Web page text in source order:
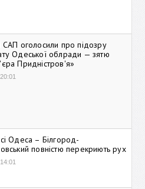
САП оголосили про підозру
Одеської облради — зятю
Придністров'я»
Одеса – Білгород-
повністю перекриють рух